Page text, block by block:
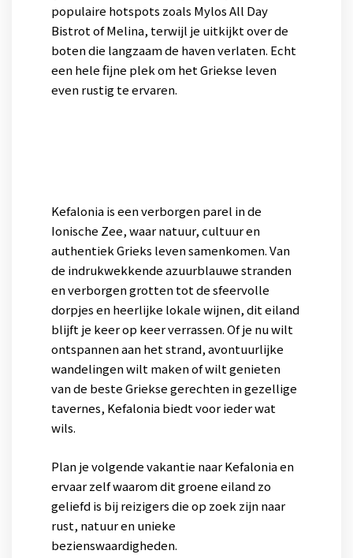
populaire hotspots zoals Mylos All Day
Bistrot of Melina, terwijl je uitkijkt over de
boten die langzaam de haven verlaten. Echt
een hele fijne plek om het Griekse leven
even rustig te ervaren.
Kefalonia is een verborgen parel in de
Ionische Zee, waar natuur, cultuur en
authentiek Grieks leven samenkomen. Van
de indrukwekkende azuurblauwe stranden
en verborgen grotten tot de sfeervolle
dorpjes en heerlijke lokale wijnen, dit eiland
blijft je keer op keer verrassen. Of je nu wilt
ontspannen aan het strand, avontuurlijke
wandelingen wilt maken of wilt genieten
van de beste Griekse gerechten in gezellige
tavernes, Kefalonia biedt voor ieder wat
wils.
Plan je volgende vakantie naar Kefalonia en
ervaar zelf waarom dit groene eiland zo
geliefd is bij reizigers die op zoek zijn naar
rust, natuur en unieke
bezienswaardigheden.